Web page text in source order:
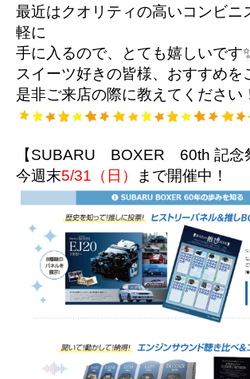
最近はクオリティの高いコンビニ
軽に
手に入るので、とても嬉しいです
スイーツ好きの皆様、おすすめを
是非ご来店の際に教えてください
【SUBARU BOXER 60th 記念
今週末5/31（日） まで開催中！